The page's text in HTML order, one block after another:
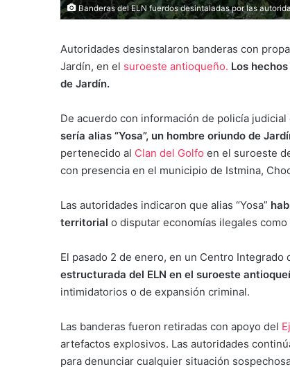
Banderas del ELN fuerdos desintaladas por las
Autoridades desinstalaron banderas con
Jardín, en el suroeste antioqueño. Los
de Jardín.
De acuerdo con información de policía
sería alias “Yosa”, un hombre oriundo de
pertenecido al Clan del Golfo en el suroeste
con presencia en el municipio de Istmina,
Las autoridades indicaron que alias “Yosa”
territorial o disputar economías ilegales
El pasado 2 de enero, en un Centro
estructurada del ELN en el suroeste
intimidatorios o de expansión criminal.
Las banderas fueron retiradas con apoyo del
artefactos explosivos. Las autoridades
para denunciar cualquier situación